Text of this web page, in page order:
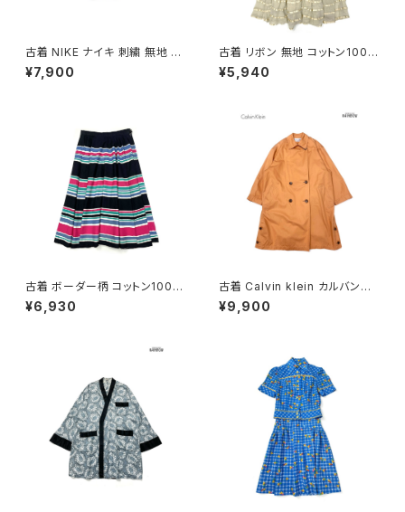
古着 NIKE ナイキ 刺繍 無地 ナ
イロン 長袖 アウター アウトドア
ジャケット ピンク (ttu250816
¥7,900
古着 リボン 無地 コットン100％
ロング丈 スカート ベージュ (ba
2607019)
¥5,940
古着 ボーダー柄 コットン100％
膝丈 スカート 黒 ピンク (ba26
07008)
¥6,930
古着 Calvin klein カルバンク
ライン ライナー付き 無地 コット
ン 長袖 アウター ライトコート
¥9,900